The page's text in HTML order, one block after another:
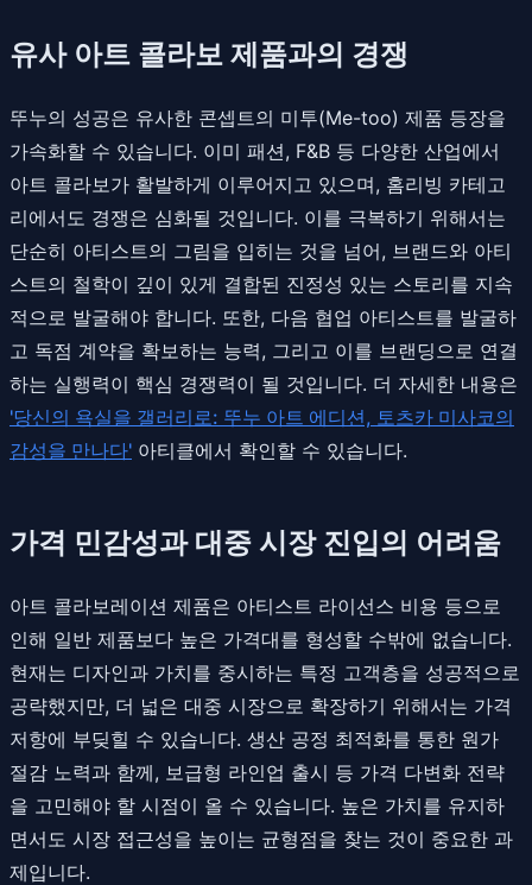
유사 아트 콜라보 제품과의 경쟁
뚜누의 성공은 유사한 콘셉트의 미투(Me-too) 제품 등장을
가속화할 수 있습니다. 이미 패션, F&B 등 다양한 산업에서
아트 콜라보가 활발하게 이루어지고 있으며, 홈리빙 카테고
리에서도 경쟁은 심화될 것입니다. 이를 극복하기 위해서는
단순히 아티스트의 그림을 입히는 것을 넘어, 브랜드와 아티
스트의 철학이 깊이 있게 결합된 진정성 있는 스토리를 지속
적으로 발굴해야 합니다. 또한, 다음 협업 아티스트를 발굴하
고 독점 계약을 확보하는 능력, 그리고 이를 브랜딩으로 연결
하는 실행력이 핵심 경쟁력이 될 것입니다. 더 자세한 내용은
'당신의 욕실을 갤러리로: 뚜누 아트 에디션, 토츠카 미사코의
감성을 만나다' 아티클에서 확인할 수 있습니다.
가격 민감성과 대중 시장 진입의 어려움
아트 콜라보레이션 제품은 아티스트 라이선스 비용 등으로
인해 일반 제품보다 높은 가격대를 형성할 수밖에 없습니다.
현재는 디자인과 가치를 중시하는 특정 고객층을 성공적으로
공략했지만, 더 넓은 대중 시장으로 확장하기 위해서는 가격
저항에 부딪힐 수 있습니다. 생산 공정 최적화를 통한 원가
절감 노력과 함께, 보급형 라인업 출시 등 가격 다변화 전략
을 고민해야 할 시점이 올 수 있습니다. 높은 가치를 유지하
면서도 시장 접근성을 높이는 균형점을 찾는 것이 중요한 과
제입니다.